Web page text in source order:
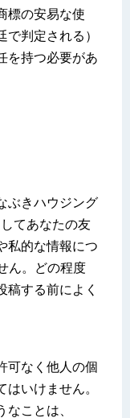
標の安易な使
判定される）
を持つ必要があ
ぶきハウジング
てあなたの友
私的な情報につ
ん。どの程度
稿する前によく
可なく他人の個
いけません。
ことは、